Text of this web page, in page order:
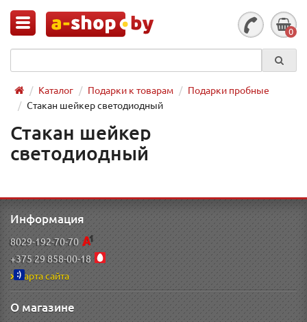
0
Каталог Подарки к товарам
Подарки пробные
Стакан шейкер светодиодный
Стакан шейкер
светодиодный
Информация
8029-192-70-70
+375 29 858-00-18
Карта сайта
О магазине